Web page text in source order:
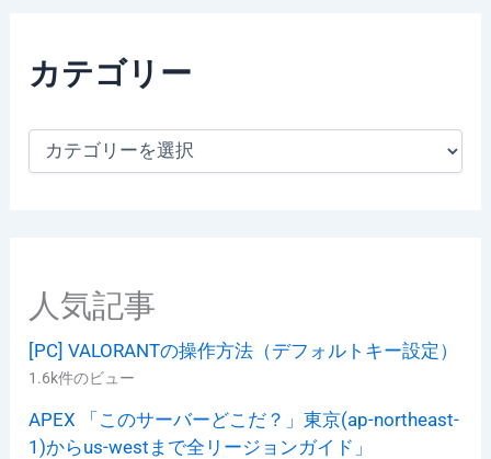
カテゴリー
人気記事
[PC] VALORANTの操作方法（デフォルトキー設定）
1.6k件のビュー
APEX 「このサーバーどこだ？」東京(ap-northeast-
1)からus-westまで全リージョンガイド」